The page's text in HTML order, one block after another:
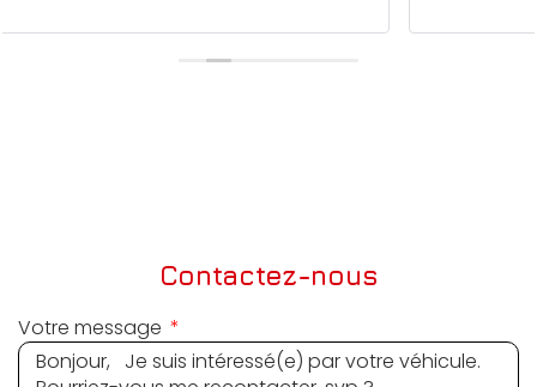
Contactez-nous
Votre message